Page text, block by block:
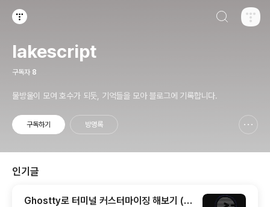
lakescript
구독자 8
물방울이 모여 호수가 되듯, 기억들을 모아 블로그에 기록합니다.
구독하기 방명록
인기글
Ghostty로 터미널 커스터마이징 해보기 (한